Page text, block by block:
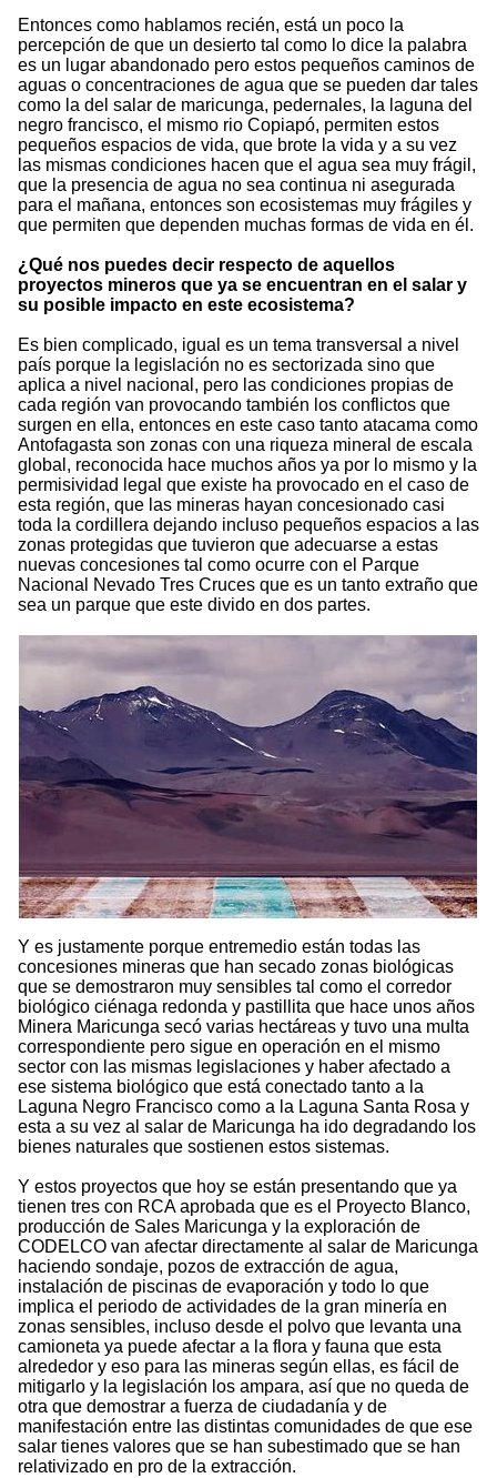
Entonces como hablamos recién, está un poco la
percepción de que un desierto tal como lo dice la palabra
es un lugar abandonado pero estos pequeños caminos de
aguas o concentraciones de agua que se pueden dar tales
como la del salar de maricunga, pedernales, la laguna del
negro francisco, el mismo rio Copiapó, permiten estos
pequeños espacios de vida, que brote la vida y a su vez
las mismas condiciones hacen que el agua sea muy frágil,
que la presencia de agua no sea continua ni asegurada
para el mañana, entonces son ecosistemas muy frágiles y
que permiten que dependen muchas formas de vida en él.
¿Qué nos puedes decir respecto de aquellos
proyectos mineros que ya se encuentran en el salar y
su posible impacto en este ecosistema?
Es bien complicado, igual es un tema transversal a nivel
país porque la legislación no es sectorizada sino que
aplica a nivel nacional, pero las condiciones propias de
cada región van provocando también los conflictos que
surgen en ella, entonces en este caso tanto atacama como
Antofagasta son zonas con una riqueza mineral de escala
global, reconocida hace muchos años ya por lo mismo y la
permisividad legal que existe ha provocado en el caso de
esta región, que las mineras hayan concesionado casi
toda la cordillera dejando incluso pequeños espacios a las
zonas protegidas que tuvieron que adecuarse a estas
nuevas concesiones tal como ocurre con el Parque
Nacional Nevado Tres Cruces que es un tanto extraño que
sea un parque que este divido en dos partes.
Y es justamente porque entremedio están todas las
concesiones mineras que han secado zonas biológicas
que se demostraron muy sensibles tal como el corredor
biológico ciénaga redonda y pastillita que hace unos años
Minera Maricunga secó varias hectáreas y tuvo una multa
correspondiente pero sigue en operación en el mismo
sector con las mismas legislaciones y haber afectado a
ese sistema biológico que está conectado tanto a la
Laguna Negro Francisco como a la Laguna Santa Rosa y
esta a su vez al salar de Maricunga ha ido degradando los
bienes naturales que sostienen estos sistemas.
Y estos proyectos que hoy se están presentando que ya
tienen tres con RCA aprobada que es el Proyecto Blanco,
producción de Sales Maricunga y la exploración de
CODELCO van afectar directamente al salar de Maricunga
haciendo sondaje, pozos de extracción de agua,
instalación de piscinas de evaporación y todo lo que
implica el periodo de actividades de la gran minería en
zonas sensibles, incluso desde el polvo que levanta una
camioneta ya puede afectar a la flora y fauna que esta
alrededor y eso para las mineras según ellas, es fácil de
mitigarlo y la legislación los ampara, así que no queda de
otra que demostrar a fuerza de ciudadanía y de
manifestación entre las distintas comunidades de que ese
salar tienes valores que se han subestimado que se han
relativizado en pro de la extracción.